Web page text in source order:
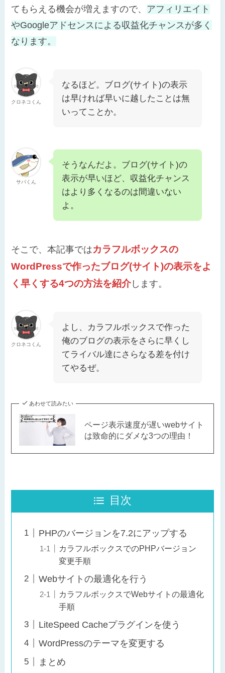
てもらえる機会が増えますので、 アフィリエイト
やGoogleアドセンスによる収益化チャンスが多く
なります。
クロネコくん
なるほど。ブログ(サイト)の表示
は早ければ早いに越したことは無
いってことか。
サバくん
そうなんだよ。ブログ(サイト)の
表示が早いほど、収益化チャンス
はより多くなるのは間違いない
よ。
そこで、本記事ではカラフルボックスの
WordPressで作ったブログ(サイト)の表示をよ
く早くする4つの方法を紹介します。
クロネコくん
よし、カラフルボックスで作った
俺のブログの表示をさらに早くし
てライバル達にさらなる差を付け
てやるぜ。
あわせて読みたい
ページ表示速度が遅いwebサイト
は致命的にダメな3つの理由！
目次
PHPのバージョンを7.2にアップする
カラフルボックスでのPHPバージョン
変更手順
Webサイトの最適化を行う
カラフルボックスでWebサイトの最適化
手順
LiteSpeed Cacheプラグインを使う
WordPressのテーマを変更する
まとめ